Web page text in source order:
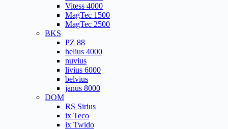
Vitess 4000
MagTec 1500
MagTec 2500
BKS
PZ 88
helius 4000
nuvius
livius 6000
belvius
janus 8000
DOM
RS Sirius
ix Teco
ix Twido